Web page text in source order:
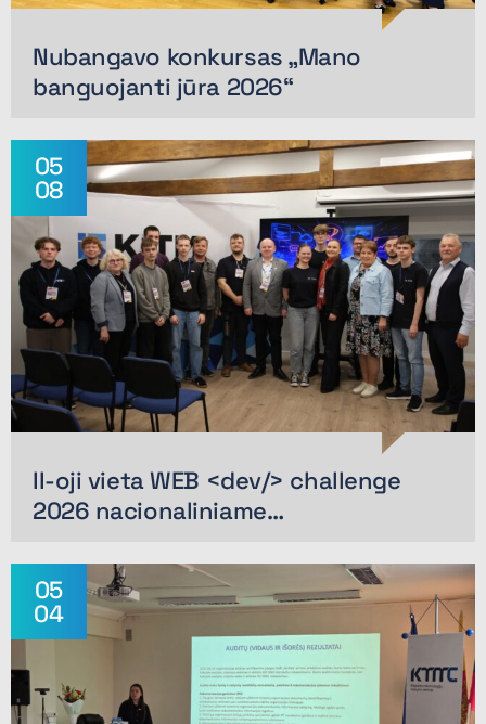
Nubangavo konkursas „Mano
banguojanti jūra 2026“
05
08
II-oji vieta WEB <dev/> challenge
2026 nacionaliniame…
05
04